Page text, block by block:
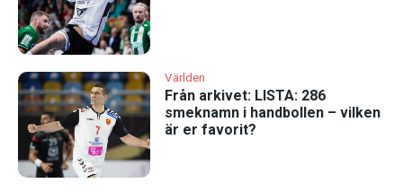
Världen
Från arkivet: LISTA: 286
smeknamn i handbollen – vilken
är er favorit?